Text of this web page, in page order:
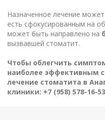
Назначенное лечение
есть сфокусированным на
может быть направлено на
вызвавшей стоматит.
Чтобы облегчить
наиболее эффективным
лечение стоматита в
клиники: +7 (958) 578-16-